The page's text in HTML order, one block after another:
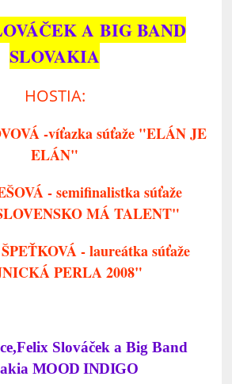
A BIG BAND
SLOVAKIA
HOSTIA:
-víťazka súťaže "ELÁN JE
ELÁN"
- semifinalistka súťaže
MÁ TALENT"
- laureátka súťaže
PERLA 2008"
Slováček a Big Band
MOOD INDIGO